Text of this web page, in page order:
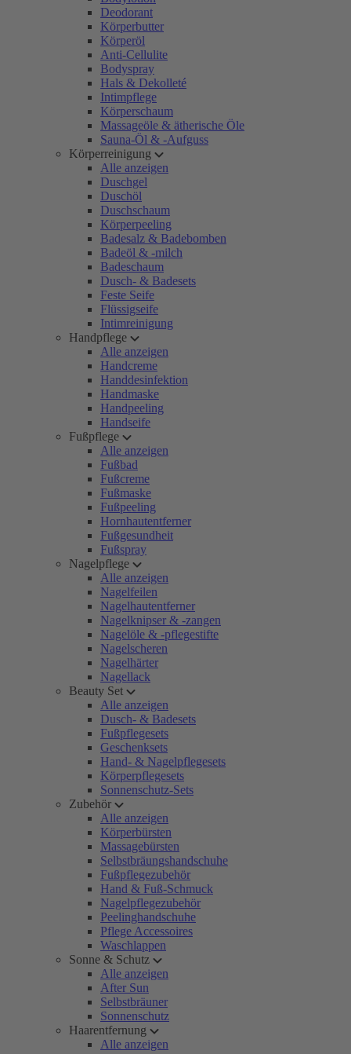
Deodorant
Körperbutter
Körperöl
Anti-Cellulite
Bodyspray
Hals & Dekolleté
Intimpflege
Körperschaum
Massageöle & ätherische Öle
Sauna-Öl & -Aufguss
Körperreinigung
Alle anzeigen
Duschgel
Duschöl
Duschschaum
Körperpeeling
Badesalz & Badebomben
Badeöl & -milch
Badeschaum
Dusch- & Badesets
Feste Seife
Flüssigseife
Intimreinigung
Handpflege
Alle anzeigen
Handcreme
Handdesinfektion
Handmaske
Handpeeling
Handseife
Fußpflege
Alle anzeigen
Fußbad
Fußcreme
Fußmaske
Fußpeeling
Hornhautentferner
Fußgesundheit
Fußspray
Nagelpflege
Alle anzeigen
Nagelfeilen
Nagelhautentferner
Nagelknipser & -zangen
Nagelöle & -pflegestifte
Nagelscheren
Nagelhärter
Nagellack
Beauty Set
Alle anzeigen
Dusch- & Badesets
Fußpflegesets
Geschenksets
Hand- & Nagelpflegesets
Körperpflegesets
Sonnenschutz-Sets
Zubehör
Alle anzeigen
Körperbürsten
Massagebürsten
Selbstbräungshandschuhe
Fußpflegezubehör
Hand & Fuß-Schmuck
Nagelpflegezubehör
Peelinghandschuhe
Pflege Accessoires
Waschlappen
Sonne & Schutz
Alle anzeigen
After Sun
Selbstbräuner
Sonnenschutz
Haarentfernung
Alle anzeigen